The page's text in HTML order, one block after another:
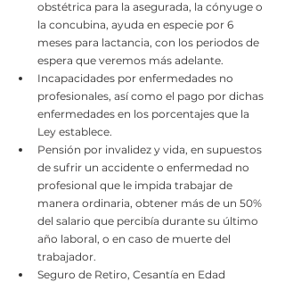
obstétrica para la asegurada, la cónyuge o
la concubina, ayuda en especie por 6
meses para lactancia, con los periodos de
espera que veremos más adelante.
Incapacidades por enfermedades no
profesionales, así como el pago por dichas
enfermedades en los porcentajes que la
Ley establece.
Pensión por invalidez y vida, en supuestos
de sufrir un accidente o enfermedad no
profesional que le impida trabajar de
manera ordinaria, obtener más de un 50%
del salario que percibía durante su último
año laboral, o en caso de muerte del
trabajador.
Seguro de Retiro, Cesantía en Edad